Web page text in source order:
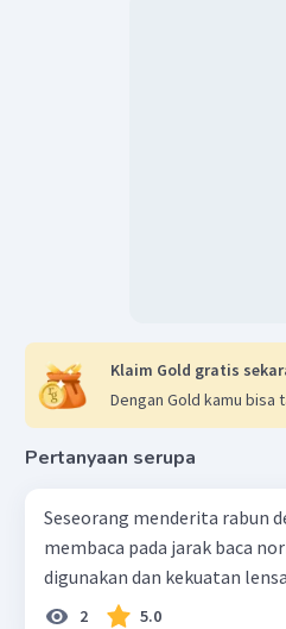
Klaim Gold gratis
Dengan Gold kamu bisa
Pertanyaan serupa
Seseorang menderita rabun
membaca pada jarak baca
digunakan dan kekuatan
2 5.0